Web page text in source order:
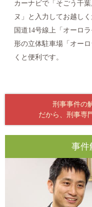
カーナビで「そごう千
ヌ」と入力してお越しく
国道14号線上「オーロ
形の立体駐車場「オー
くと便利です。
刑事事件の
だから、刑事専
事件